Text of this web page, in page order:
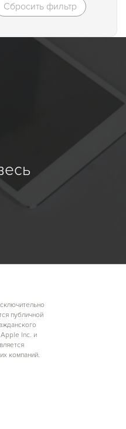
Сбросить фильтр
публичной
Inc. и
компаний.